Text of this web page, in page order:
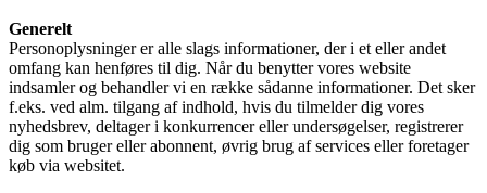
Generelt
Personoplysninger er alle slags informationer, der i et eller andet
omfang kan henføres til dig. Når du benytter vores website
indsamler og behandler vi en række sådanne informationer. Det sker
f.eks. ved alm. tilgang af indhold, hvis du tilmelder dig vores
nyhedsbrev, deltager i konkurrencer eller undersøgelser, registrerer
dig som bruger eller abonnent, øvrig brug af services eller foretager
køb via websitet.